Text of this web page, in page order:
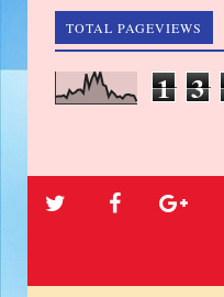
TOTAL PAGEVIEWS
1 3